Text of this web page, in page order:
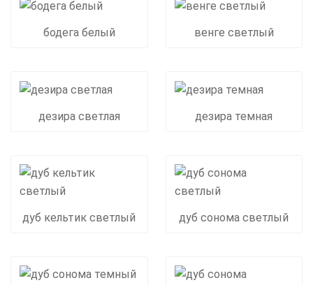
бодега белый венге светлый
дезира светлая дезира темная
дуб кельтик светлый дуб сонома светлый